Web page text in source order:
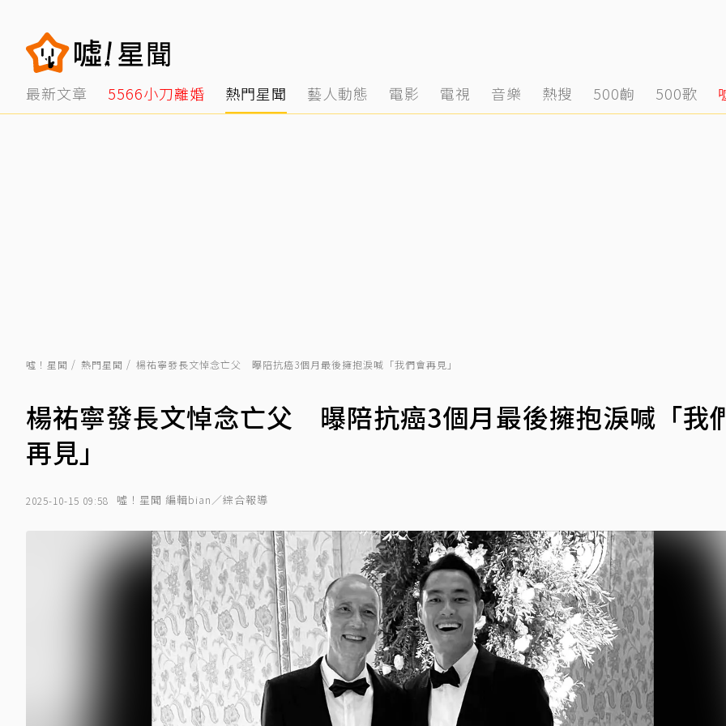
最新文章 5566小刀離婚 熱門星聞 藝人動態 電影 電視 音樂 熱搜 500齣 500歌
噓！星聞 熱門星聞 楊祐寧發長文悼念亡父 曝陪抗癌3個月最後擁抱淚喊「我們會再見」
楊祐寧發長文悼念亡父 曝陪抗癌3個月最後擁抱淚喊「我
再見」
2025-10-15 09:58 噓！星聞 編輯bian／綜合報導